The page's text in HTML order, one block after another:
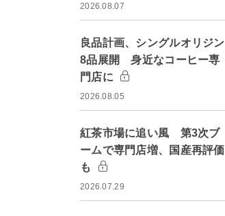
2026.08.07
良品計画、シングルオリジン
8品展開 身近なコーヒー専
門店に
2026.08.05
紅茶市場に追い風 第3次ブ
ームで専門店増、国産再評価
も
2026.07.29